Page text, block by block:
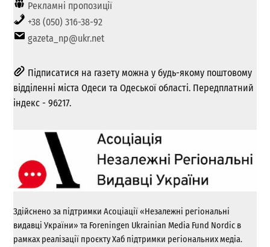
Рекламні пропозиції
+38 (050) 316-38-92
gazeta_np@ukr.net
Підписатися на газету можна у будь-якому поштовому
відділенні міста Одеси та Одеської області. Передплатний
індекс - 96217.
Здійснено за підтримки Асоціації «Незалежні регіональні
видавці України» та Foreningen Ukrainian Media Fund Nordic в
рамках реалізації проєкту Хаб підтримки регіональних медіа.